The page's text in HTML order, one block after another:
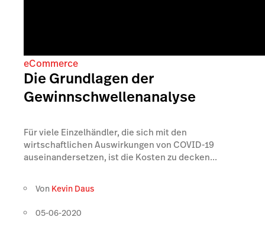
eCommerce
Die Grundlagen der
Gewinnschwellenanalyse
Für viele Einzelhändler, die sich mit den
wirtschaftlichen Auswirkungen von COVID-19
auseinandersetzen, ist die Kosten zu decken...
Von Kevin Daus
05-06-2020